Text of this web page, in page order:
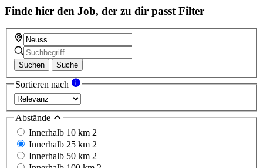
Finde hier den Job, der zu dir passt Filter
Suchen Suche
Sortieren nach
Abstände
Innerhalb 10 km 2
Innerhalb 25 km 2
Innerhalb 50 km 2